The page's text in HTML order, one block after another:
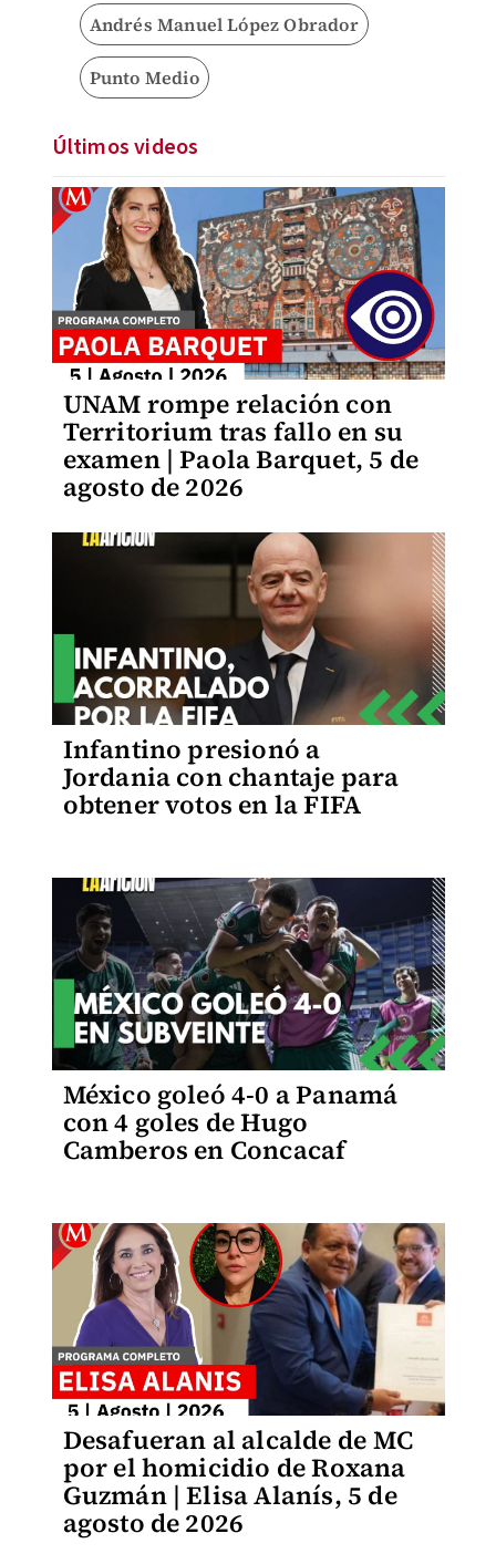
Andrés Manuel López Obrador
Punto Medio
Últimos videos
UNAM rompe relación con
Territorium tras fallo en su
examen | Paola Barquet, 5 de
agosto de 2026
Infantino presionó a
Jordania con chantaje para
obtener votos en la FIFA
México goleó 4-0 a Panamá
con 4 goles de Hugo
Camberos en Concacaf
Desafueran al alcalde de MC
por el homicidio de Roxana
Guzmán | Elisa Alanís, 5 de
agosto de 2026